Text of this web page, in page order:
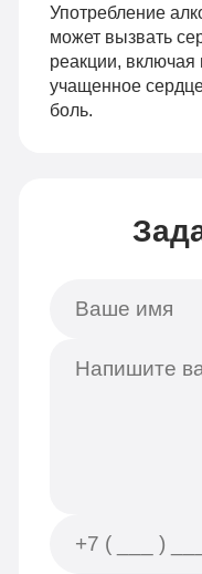
Употребление
может вызвать
реакции, включая
учащенное
боль.